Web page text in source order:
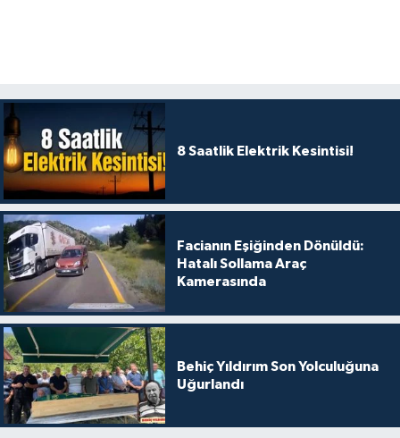
8 Saatlik Elektrik Kesintisi!
Facianın Eşiğinden Dönüldü:
Hatalı Sollama Araç
Kamerasında
Behiç Yıldırım Son Yolculuğuna
Uğurlandı